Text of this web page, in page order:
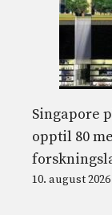
Singapore
opptil 80
10. august 2026